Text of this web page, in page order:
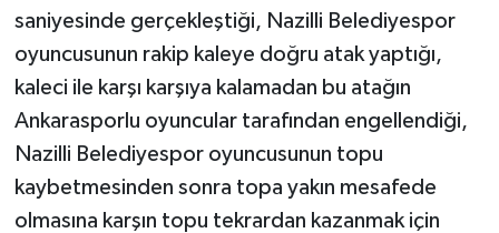
saniyesinde gerçekleştiği, Nazilli Belediyespor
oyuncusunun rakip kaleye doğru atak yaptığı,
kaleci ile karşı karşıya kalamadan bu atağın
Ankarasporlu oyuncular tarafından engellendiği,
Nazilli Belediyespor oyuncusunun topu
kaybetmesinden sonra topa yakın mesafede
olmasına karşın topu tekrardan kazanmak için